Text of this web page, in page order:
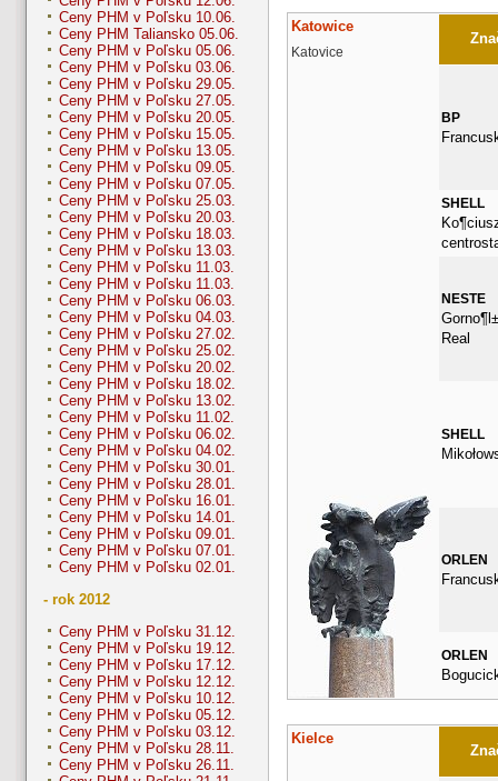
Ceny PHM v Poľsku 10.06.
Ceny PHM Taliansko 05.06.
Ceny PHM v Poľsku 05.06.
Ceny PHM v Poľsku 03.06.
Ceny PHM v Poľsku 29.05.
Ceny PHM v Poľsku 27.05.
Ceny PHM v Poľsku 20.05.
Ceny PHM v Poľsku 15.05.
Ceny PHM v Poľsku 13.05.
Ceny PHM v Poľsku 09.05.
Ceny PHM v Poľsku 07.05.
Ceny PHM v Poľsku 25.03.
Ceny PHM v Poľsku 20.03.
Ceny PHM v Poľsku 18.03.
Ceny PHM v Poľsku 13.03.
Ceny PHM v Poľsku 11.03.
Ceny PHM v Poľsku 11.03.
Ceny PHM v Poľsku 06.03.
Ceny PHM v Poľsku 04.03.
Ceny PHM v Poľsku 27.02.
Ceny PHM v Poľsku 25.02.
Ceny PHM v Poľsku 20.02.
Ceny PHM v Poľsku 18.02.
Ceny PHM v Poľsku 13.02.
Ceny PHM v Poľsku 11.02.
Ceny PHM v Poľsku 06.02.
Ceny PHM v Poľsku 04.02.
Ceny PHM v Poľsku 30.01.
Ceny PHM v Poľsku 28.01.
Ceny PHM v Poľsku 16.01.
Ceny PHM v Poľsku 14.01.
Ceny PHM v Poľsku 09.01.
Ceny PHM v Poľsku 07.01.
Ceny PHM v Poľsku 02.01.
- rok 2012
Ceny PHM v Poľsku 31.12.
Ceny PHM v Poľsku 19.12.
Ceny PHM v Poľsku 17.12.
Ceny PHM v Poľsku 12.12.
Ceny PHM v Poľsku 10.12.
Ceny PHM v Poľsku 05.12.
Ceny PHM v Poľsku 03.12.
Ceny PHM v Poľsku 28.11.
Ceny PHM v Poľsku 26.11.
Katowice
Katovice
BP
SHELL
NESTE
Real
SHELL
ORLEN
ORLEN
Kielce